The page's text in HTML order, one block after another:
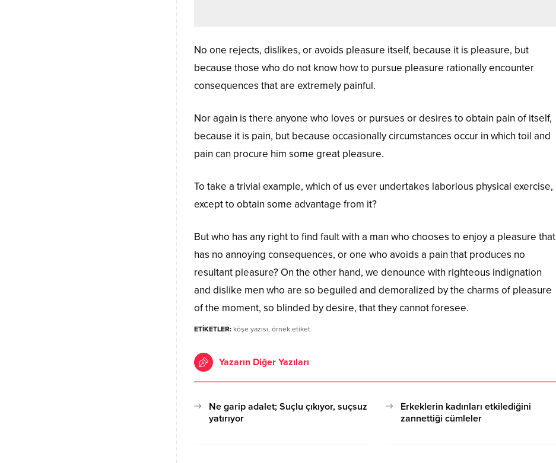
No one rejects, dislikes, or avoids pleasure itself, because it is pleasure, but
because those who do not know how to pursue pleasure rationally encounter
consequences that are extremely painful.
Nor again is there anyone who loves or pursues or desires to obtain pain of itself,
because it is pain, but because occasionally circumstances occur in which toil and
pain can procure him some great pleasure.
To take a trivial example, which of us ever undertakes laborious physical exercise,
except to obtain some advantage from it?
But who has any right to find fault with a man who chooses to enjoy a pleasure that
has no annoying consequences, or one who avoids a pain that produces no
resultant pleasure? On the other hand, we denounce with righteous indignation
and dislike men who are so beguiled and demoralized by the charms of pleasure
of the moment, so blinded by desire, that they cannot foresee.
ETİKETLER: köşe yazısı, örnek etiket
Yazarın Diğer Yazıları
Ne garip adalet; Suçlu çıkıyor, suçsuz
yatırıyor
Erkeklerin kadınları etkilediğini
zannettiği cümleler